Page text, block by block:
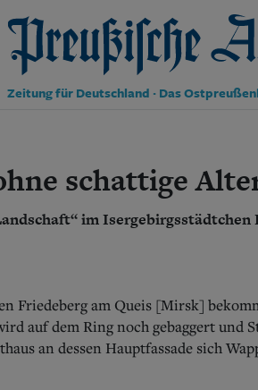
Preußische Allgemeine Zeitung
Zeitung für Deutschland · Das
Wirtschaft
Gesellschaft
Pommern
Berlin-
Schlesien
Danzig und
schattige
im Isergebirgsstädtchen
Friedeberg am Queis [Mirsk]
auf dem Ring noch gebaggert und
an dessen Hauptfassade sich